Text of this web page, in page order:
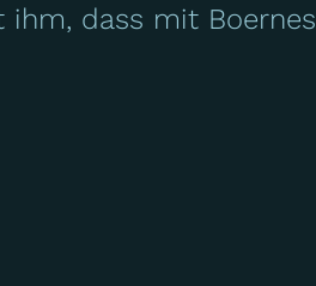
ihm, dass mit Boernes